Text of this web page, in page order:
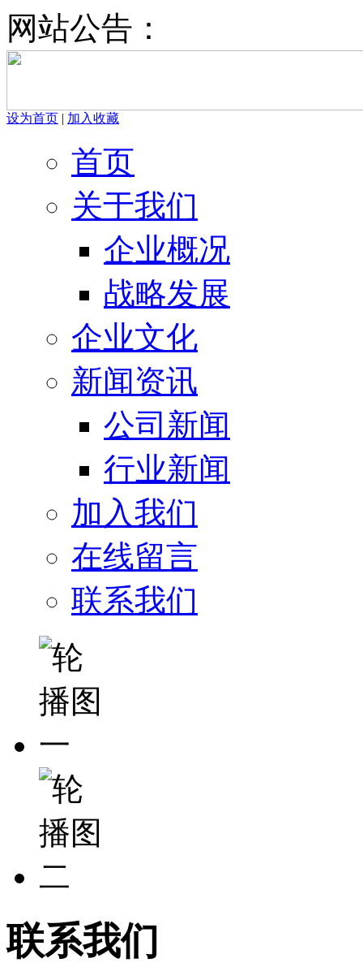
网站公告：
设为首页 | 加入收藏
首页
关于我们
企业概况
战略发展
企业文化
新闻资讯
公司新闻
行业新闻
加入我们
在线留言
联系我们
联系我们